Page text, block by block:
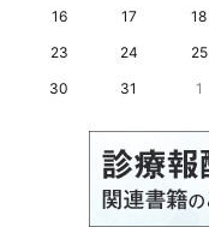
16
17 18
23
24 25
30
31 1